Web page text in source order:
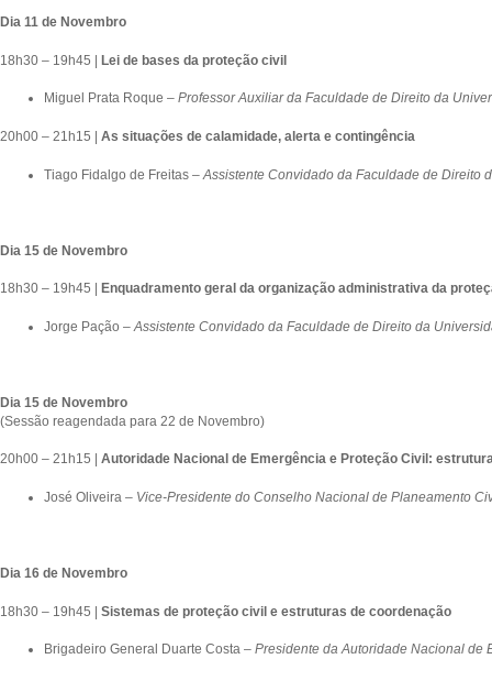
Dia 11 de Novembro
18h30 – 19h45 | Lei de bases da proteção civil
Miguel Prata Roque – Professor Auxiliar da Faculdade de Direito da
20h00 – 21h15 | As situações de calamidade, alerta e contingência
Tiago Fidalgo de Freitas – Assistente Convidado da Faculdade de Direito
Dia 15 de Novembro
18h30 – 19h45 | Enquadramento geral da organização administrativa da
Jorge Pação – Assistente Convidado da Faculdade de Direito da
Dia 15 de Novembro
(Sessão reagendada para 22 de Novembro)
20h00 – 21h15 | Autoridade Nacional de Emergência e Proteção Civil:
José Oliveira – Vice-Presidente do Conselho Nacional de Planeamento
Dia 16 de Novembro
18h30 – 19h45 | Sistemas de proteção civil e estruturas de coordenação
Brigadeiro General Duarte Costa – Presidente da Autoridade Nacional de